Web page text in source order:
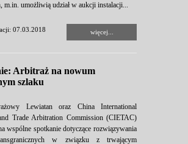
m.in. umożliwią udział w aukcji instalacji...
07.03.2018 więcej...
Arbitraż na nowum
szlaku
Lewiatan oraz China International
Trade Arbitration Commission (CIETAC)
wspólne spotkanie dotyczące rozwiązywania
w związku z trwającym